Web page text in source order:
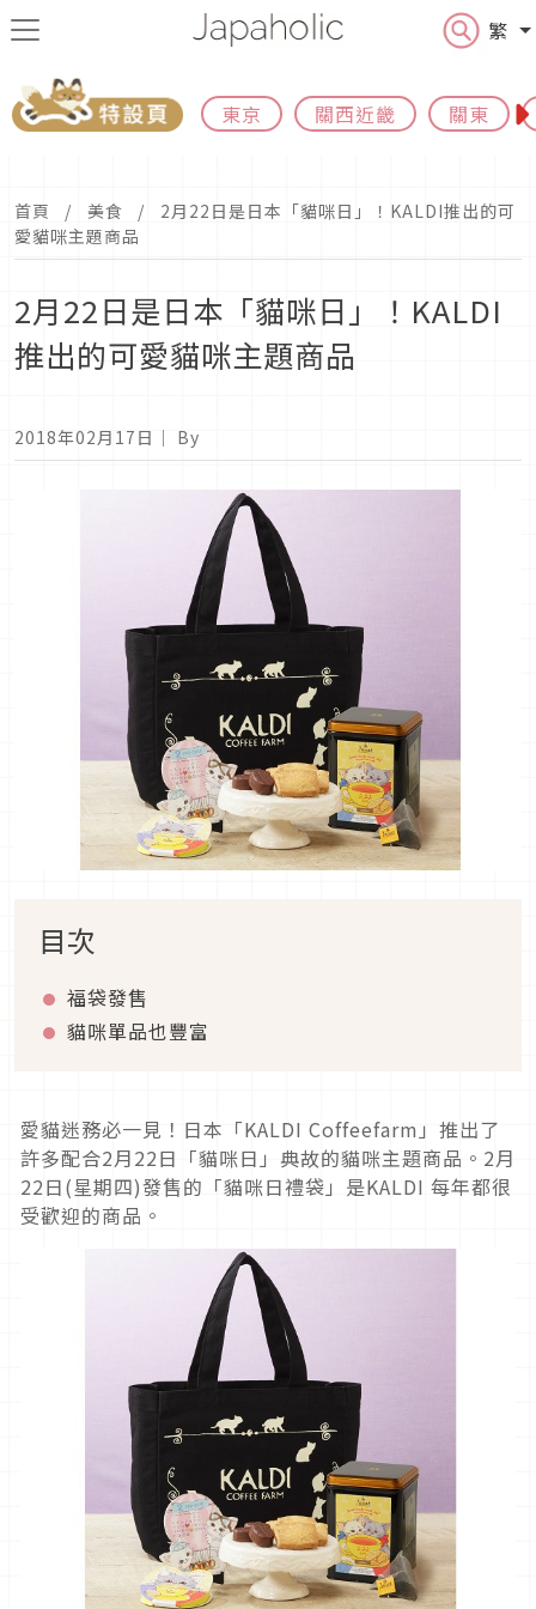
繁
東京 關西近畿 關東
首頁 美食
2月22日是日本「貓咪日」！KALDI推出的可
愛貓咪主題商品
2月22日是日本「貓咪日」！KALDI
推出的可愛貓咪主題商品
2018年02月17日 ｜ By
目次
福袋發售
貓咪單品也豐富
愛貓迷務必一見！日本「KALDI Coffeefarm」推出了
許多配合2月22日「貓咪日」典故的貓咪主題商品。2月
22日(星期四)發售的「貓咪日禮袋」是KALDI 每年都很
受歡迎的商品。